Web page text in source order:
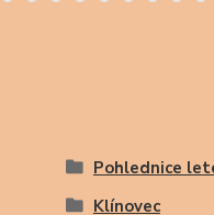
Pohlednice
Klínovec